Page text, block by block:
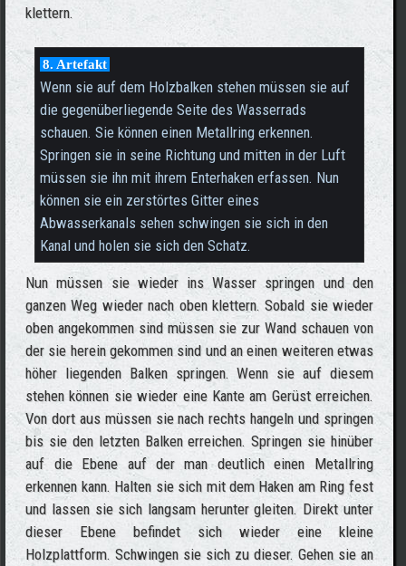
klettern.
8. Artefakt
Wenn sie auf dem Holzbalken stehen müssen sie auf
die gegenüberliegende Seite des Wasserrads
schauen. Sie können einen Metallring erkennen.
Springen sie in seine Richtung und mitten in der Luft
müssen sie ihn mit ihrem Enterhaken erfassen. Nun
können sie ein zerstörtes Gitter eines
Abwasserkanals sehen schwingen sie sich in den
Kanal und holen sie sich den Schatz.
Nun müssen sie wieder ins Wasser springen und den
ganzen Weg wieder nach oben klettern. Sobald sie wieder
oben angekommen sind müssen sie zur Wand schauen von
der sie herein gekommen sind und an einen weiteren etwas
höher liegenden Balken springen. Wenn sie auf diesem
stehen können sie wieder eine Kante am Gerüst erreichen.
Von dort aus müssen sie nach rechts hangeln und springen
bis sie den letzten Balken erreichen. Springen sie hinüber
auf die Ebene auf der man deutlich einen Metallring
erkennen kann. Halten sie sich mit dem Haken am Ring fest
und lassen sie sich langsam herunter gleiten. Direkt unter
dieser Ebene befindet sich wieder eine kleine
Holzplattform. Schwingen sie sich zu dieser. Gehen sie an